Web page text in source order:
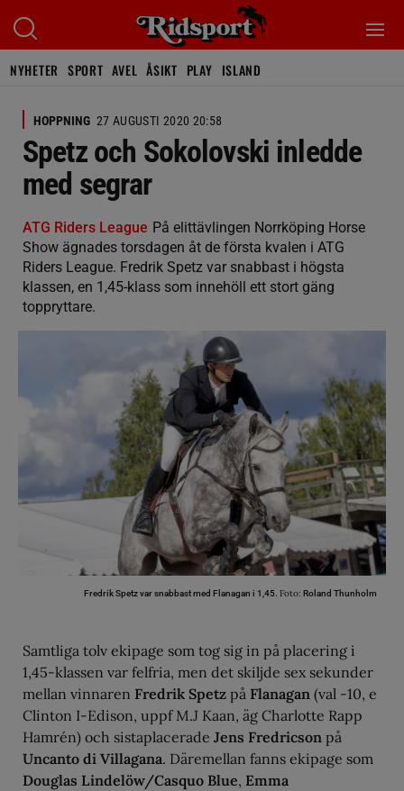
NYHETER SPORT AVEL ÅSIKT PLAY ISLAND
HOPPNING 27 AUGUSTI 2020 20:58
Spetz och Sokolovski inledde
med segrar
ATG Riders League På elittävlingen Norrköping Horse
Show ägnades torsdagen åt de första kvalen i ATG
Riders League. Fredrik Spetz var snabbast i högsta
klassen, en 1,45-klass som innehöll ett stort gäng
toppryttare.
Fredrik Spetz var snabbast med Flanagan i 1,45. Foto: Roland Thunholm
Samtliga tolv ekipage som tog sig in på placering i
1,45-klassen var felfria, men det skiljde sex sekunder
mellan vinnaren Fredrik Spetz på Flanagan (val -10, e
Clinton I-Edison, uppf M.J Kaan, äg Charlotte Rapp
Hamrén) och sistaplacerade Jens Fredricson på
Uncanto di Villagana. Däremellan fanns ekipage som
Douglas Lindelöw/Casquo Blue, Emma